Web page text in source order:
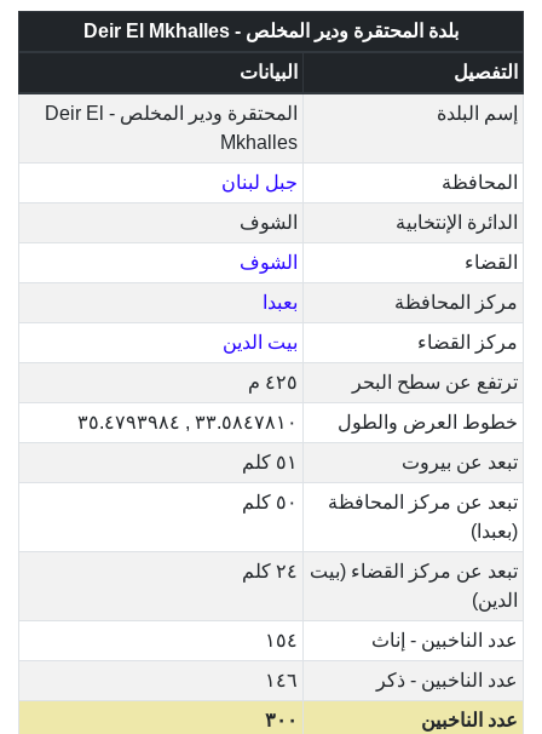
بلدة المحتقرة ودير المخلص - Deir El Mkhalles
التفصيل
البيانات
إسم البلدة
المحتقرة ودير المخلص - Deir El
Mkhalles
المحافظة
جبل لبنان
الدائرة الإنتخابية
الشوف
القضاء
الشوف
مركز المحافظة
بعبدا
مركز القضاء
بيت الدين
ترتفع عن سطح البحر
٤٢٥ م
خطوط العرض والطول
٣٣.٥٨٤٧٨١٠ , ٣٥.٤٧٩٣٩٨٤
تبعد عن بيروت
٥١ كلم
تبعد عن مركز المحافظة
(بعبدا)
٥٠ كلم
تبعد عن مركز القضاء (بيت
الدين)
٢٤ كلم
عدد الناخبين - إناث
١٥٤
عدد الناخبين - ذكر
١٤٦
عدد الناخبين
٣٠٠